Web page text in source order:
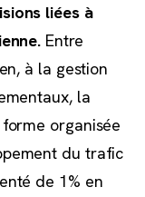
liées à
Entre
à la gestion
la
organisée
du trafic
de 1% en